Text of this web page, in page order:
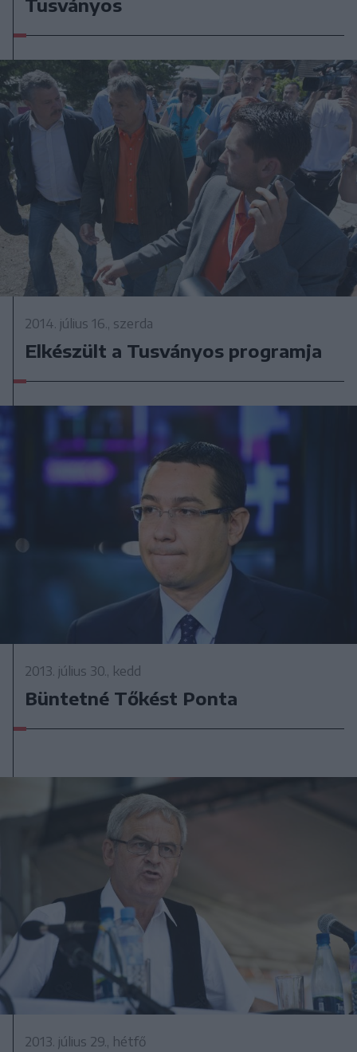
Tusványos
2014. július 16., szerda
Elkészült a Tusványos programja
2013. július 30., kedd
Büntetné Tőkést Ponta
2013. július 29., hétfő